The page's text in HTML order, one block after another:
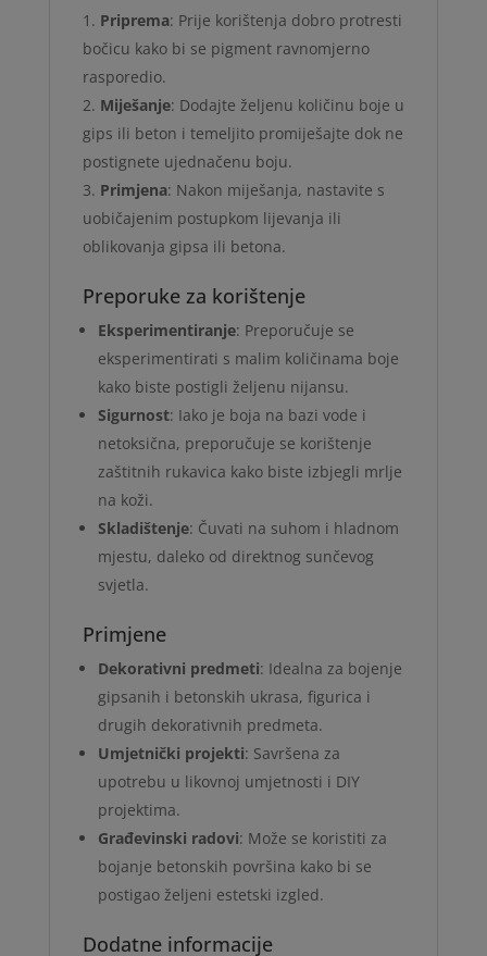
Priprema: Prije korištenja dobro protresti
bočicu kako bi se pigment ravnomjerno
rasporedio.
Miješanje: Dodajte željenu količinu boje u
gips ili beton i temeljito promiješajte dok ne
postignete ujednačenu boju.
Primjena: Nakon miješanja, nastavite s
uobičajenim postupkom lijevanja ili
oblikovanja gipsa ili betona.
Preporuke za korištenje
Eksperimentiranje: Preporučuje se
eksperimentirati s malim količinama boje
kako biste postigli željenu nijansu.
Sigurnost: Iako je boja na bazi vode i
netoksična, preporučuje se korištenje
zaštitnih rukavica kako biste izbjegli mrlje
na koži.
Skladištenje: Čuvati na suhom i hladnom
mjestu, daleko od direktnog sunčevog
svjetla.
Primjene
Dekorativni predmeti: Idealna za bojenje
gipsanih i betonskih ukrasa, figurica i
drugih dekorativnih predmeta.
Umjetnički projekti: Savršena za
upotrebu u likovnoj umjetnosti i DIY
projektima.
Građevinski radovi: Može se koristiti za
bojanje betonskih površina kako bi se
postigao željeni estetski izgled.
Dodatne informacije